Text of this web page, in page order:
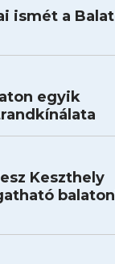
ismét a
egyik
Keszthely